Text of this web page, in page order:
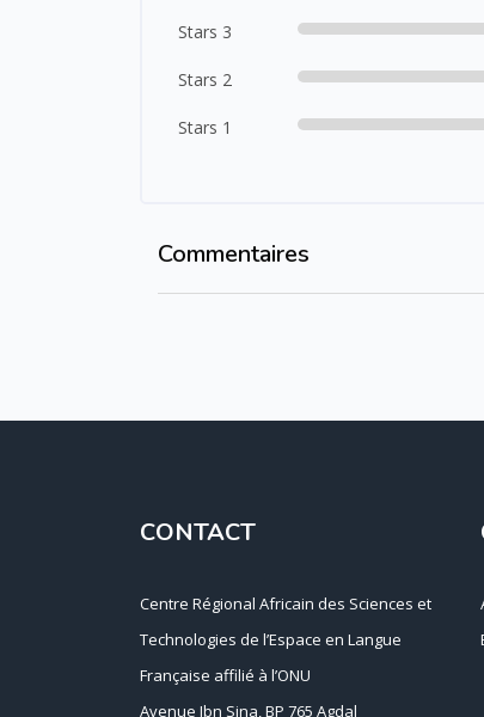
Stars 3
Stars 2
Stars 1
Passer Commentaires
Commentaires
CONTACT
Centre Régional Africain des Sciences et
Technologies de l’Espace en Langue
Française affilié à l’ONU
Avenue Ibn Sina, BP 765 Agdal